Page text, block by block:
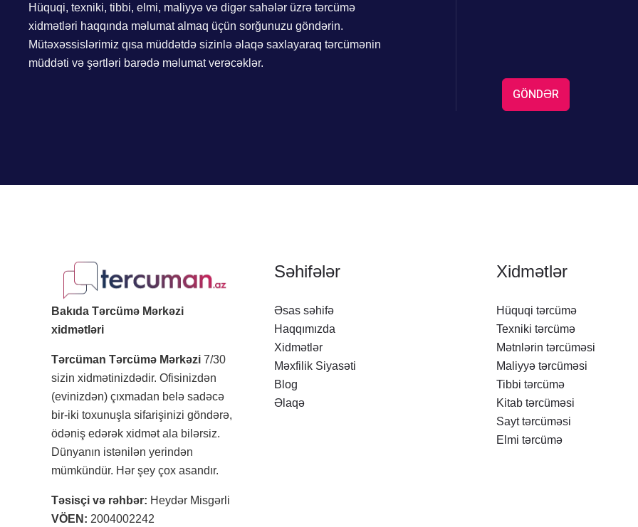
Hüquqi, texniki, tibbi, elmi, maliyyə və digər sahələr üzrə tərcümə
xidmətləri haqqında məlumat almaq üçün sorğunuzu göndərin.
Mütəxəssislərimiz qısa müddətdə sizinlə əlaqə saxlayaraq tərcümənin
müddəti və şərtləri barədə məlumat verəcəklər.
GÖNDƏR
Bakıda Tərcümə Mərkəzi
xidmətləri
Tərcüman Tərcümə Mərkəzi 7/30
sizin xidmətinizdədir. Ofisinizdən
(evinizdən) çıxmadan belə sadəcə
bir-iki toxunuşla sifarişinizi göndərə,
ödəniş edərək xidmət ala bilərsiz.
Dünyanın istənilən yerindən
mümkündür. Hər şey çox asandır.
Təsisçi və rəhbər: Heydər Misgərli
VÖEN: 2004002242
Səhifələr
Əsas səhifə
Haqqımızda
Xidmətlər
Məxfilik Siyasəti
Blog
Əlaqə
Xidmətlər
Hüquqi tərcümə
Texniki tərcümə
Mətnlərin tərcüməsi
Maliyyə tərcüməsi
Tibbi tərcümə
Kitab tərcüməsi
Sayt tərcüməsi
Elmi tərcümə